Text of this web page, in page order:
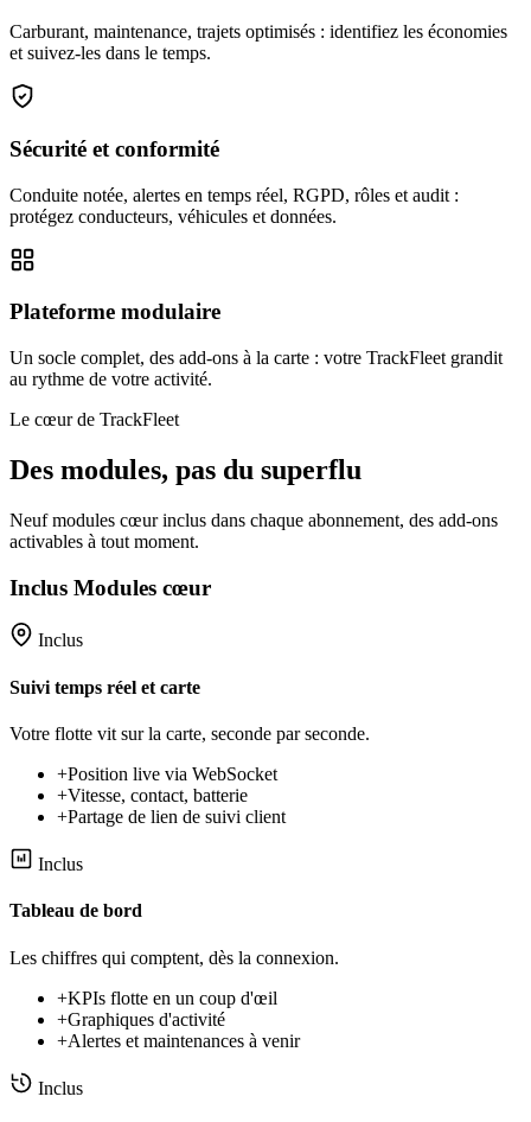
Carburant, maintenance, trajets optimisés : identifiez les économies
et suivez-les dans le temps.
Sécurité et conformité
Conduite notée, alertes en temps réel, RGPD, rôles et audit :
protégez conducteurs, véhicules et données.
Plateforme modulaire
Un socle complet, des add-ons à la carte : votre TrackFleet grandit
au rythme de votre activité.
Le cœur de TrackFleet
Des modules, pas du superflu
Neuf modules cœur inclus dans chaque abonnement, des add-ons
activables à tout moment.
Inclus Modules cœur
Inclus
Suivi temps réel et carte
Votre flotte vit sur la carte, seconde par seconde.
+Position live via WebSocket
+Vitesse, contact, batterie
+Partage de lien de suivi client
Inclus
Tableau de bord
Les chiffres qui comptent, dès la connexion.
+KPIs flotte en un coup d'œil
+Graphiques d'activité
+Alertes et maintenances à venir
Inclus